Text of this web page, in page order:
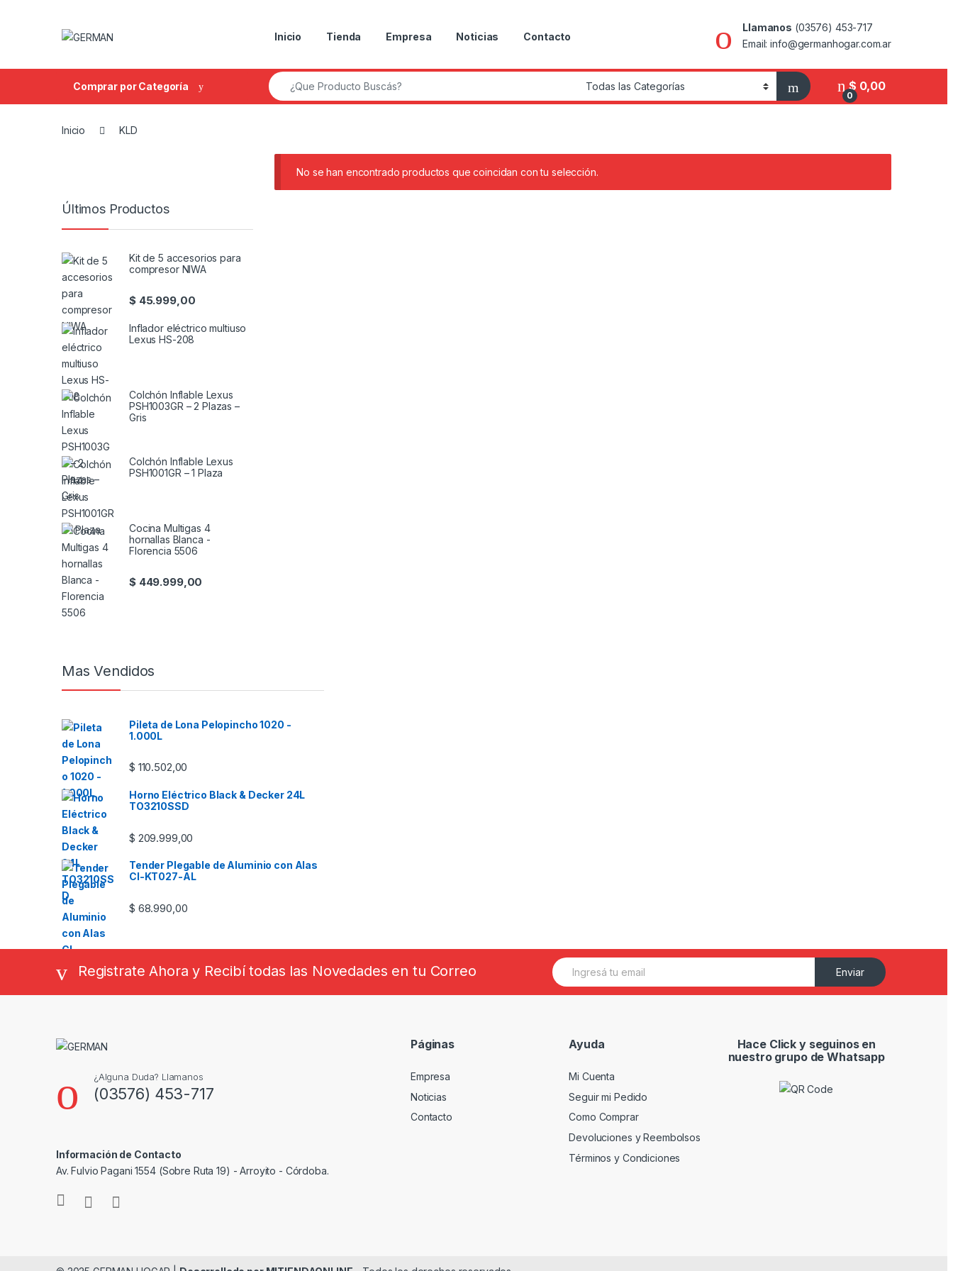
Inicio Tienda Empresa Noticias Contacto
Llamanos (03576) 453-717
Email: info@germanhogar.com.ar
Comprar por Categoría
Search for:
0
$ 0,00
Inicio KLD
No se han encontrado productos que coincidan con tu selección.
Últimos Productos
Kit de 5 accesorios para
compresor NIWA
$45.999,00
Inflador eléctrico multiuso
Lexus HS-208
Colchón Inflable Lexus
PSH1003GR – 2 Plazas –
Gris
Colchón Inflable Lexus
PSH1001GR – 1 Plaza
Cocina Multigas 4
hornallas Blanca -
Florencia 5506
$449.999,00
Mas Vendidos
Pileta de Lona Pelopincho 1020 -
1.000L
$ 110.502,00
Horno Eléctrico Black & Decker 24L
TO3210SSD
$ 209.999,00
Tender Plegable de Aluminio con Alas
CI-KT027-AL
$ 68.990,00
Registrate Ahora y Recibí todas las Novedades en tu Correo
E
m
Enviar
¿Alguna Duda? Llamanos
(03576) 453-717
Información de Contacto
Av. Fulvio Pagani 1554 (Sobre Ruta 19) - Arroyito - Córdoba.
Páginas
Empresa
Noticias
Contacto
Ayuda
Mi Cuenta
Seguir mi Pedido
Como Comprar
Devoluciones y Reembolsos
Términos y Condiciones
Hace Click y seguinos en
nuestro grupo de Whatsapp